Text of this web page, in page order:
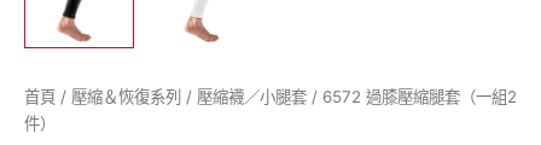
首頁 / 壓縮＆恢復系列 / 壓縮襪／小腿套 / 6572 過膝壓縮腿套（一組2
件）